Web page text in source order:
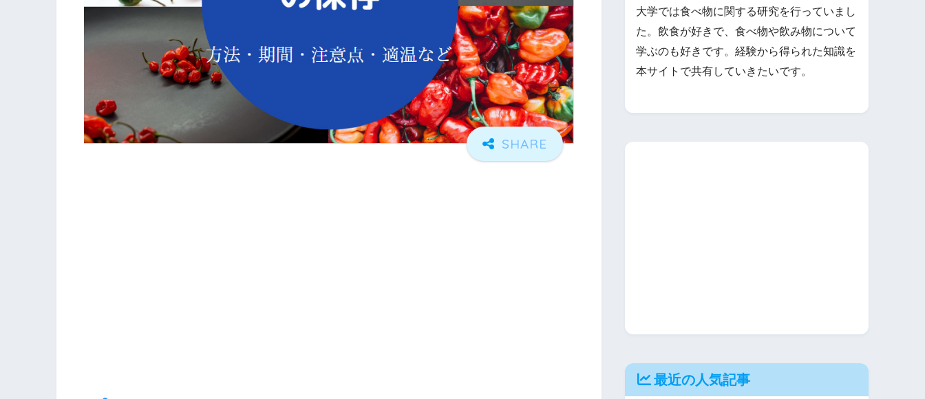
大学では食べ物に関する研究を行っていまし
た。飲食が好きで、食べ物や飲み物について
学ぶのも好きです。経験から得られた知識を
本サイトで共有していきたいです。
最近の人気記事